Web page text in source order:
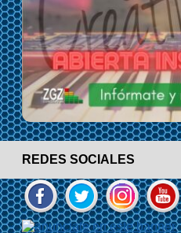
REDES SOCIALES